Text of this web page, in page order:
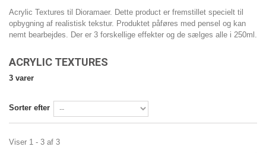
Acrylic Textures til Dioramaer. Dette product er fremstillet specielt til
opbygning af realistisk tekstur. Produktet påføres med pensel og kan
nemt bearbejdes. Der er 3 forskellige effekter og de sælges alle i 250ml.
ACRYLIC TEXTURES
3 varer
Sorter efter
Viser 1 - 3 af 3